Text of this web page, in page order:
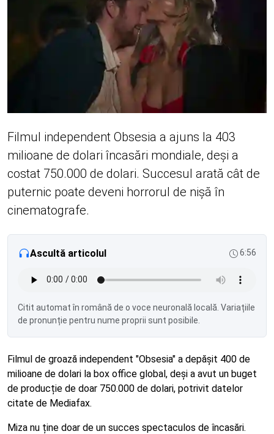
Filmul independent Obsesia a ajuns la 403
milioane de dolari încasări mondiale, deși a
costat 750.000 de dolari. Succesul arată cât de
puternic poate deveni horrorul de nișă în
cinematografe.
Ascultă articolul 6:56
Citit automat în română de o voce neuronală locală. Variațiile
de pronunție pentru nume proprii sunt posibile.
Filmul de groază independent "Obsesia" a depășit 400 de
milioane de dolari la box office global, deși a avut un buget
de producție de doar 750.000 de dolari, potrivit datelor
citate de Mediafax.
Miza nu ține doar de un succes spectaculos de încasări.